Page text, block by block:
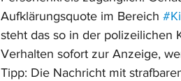
Aufklärungsquote im Bereich
steht das so in der polizeilichen
Verhalten sofort zur Anzeige,
Tipp: Die Nachricht mit